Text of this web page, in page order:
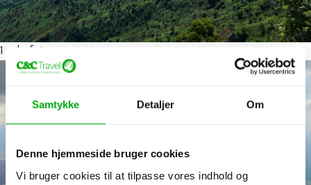
Samtykke Detaljer Om
Denne hjemmeside bruger cookies
Vi bruger cookies til at tilpasse vores indhold og
1 ud af 4